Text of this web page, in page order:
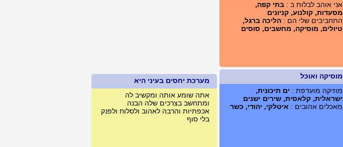
מערכת יחסים בעיני היא
אתה שומע אותה ומקשיב לה
ומתחשב בצרכים שלה הבנה
אכפתיות והרבה לאהוב ולסלוח ולפנק
בלי סוף
אני אוהב לבלות ב : בתי קפה,
מסעדות, קולנוע, קניונים
התחביבים שלי הם : הליכה ברגל,
טיולים, מוסיקה, מחשבים, סוסים
מוסיקה ואוכל
מוזיקה מועדפת : ים תיכונית,
ישראלית, קלאסית, שירים ישנים
מאכלים אהובים : איטלקי, יהודי, כשר